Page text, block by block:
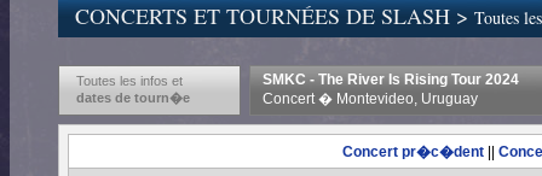
CONCERTS ET TOURNÉES DE SLASH >Toutes
Toutes les infos et
dates de tourn�e
SMKC - The River Is Rising Tour 2024
Concert � Montevideo, Uruguay
Concert pr�c�dent